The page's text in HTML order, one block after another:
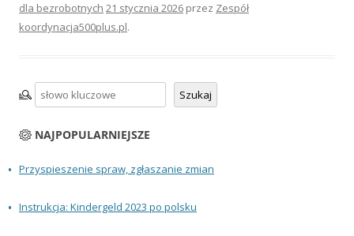
dla bezrobotnych 21 stycznia 2026 przez Zespół
koordynacja500plus.pl.
Szukaj Szukaj
NAJPOPULARNIEJSZE
Przyspieszenie spraw, zgłaszanie zmian
Instrukcja: Kindergeld 2023 po polsku